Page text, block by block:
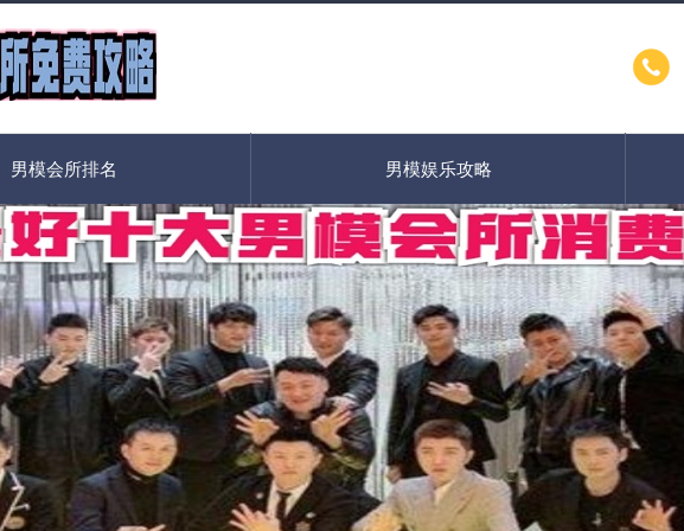
男模会所排名 男模娱乐攻略